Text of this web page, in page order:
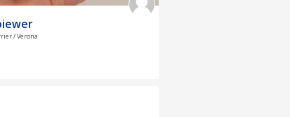
/ Verona